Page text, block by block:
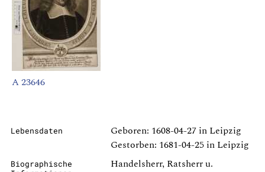
A 23646
Lebensdaten
Geboren: 1608-04-27 in Leipzig
Gestorben: 1681-04-25 in Leipzig
Biographische
Handelsherr, Ratsherr u.